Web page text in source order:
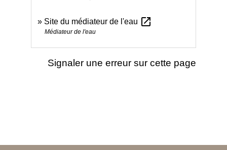
Site du médiateur de l'eau open_in_new
Médiateur de l'eau
Signaler une erreur sur cette page